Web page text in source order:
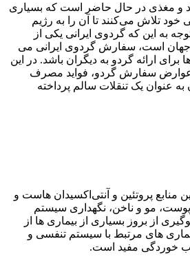
و مغذی در حال حاضر است که بسیاری
خود تلاش می‌کنند تا آن را به رژیم
به این که گردوی ایرانی یکی از
جهان است، سفارش گردوی ایرانی می
برای ارائه گردو به دیگران باشد. در این
عوارض سفارش گردو، فواید مصرف
به عنوان یک تنقلات سالم پرداخته
منابع پروتئین و آنتی‌اکسیدان هاست و
پوست، مو و ناخن، نگهداری سیستم
از بروز بسیاری از بیماری ها از
های مرتبط با سیستم تنفسی و
خوردگی مفید است.